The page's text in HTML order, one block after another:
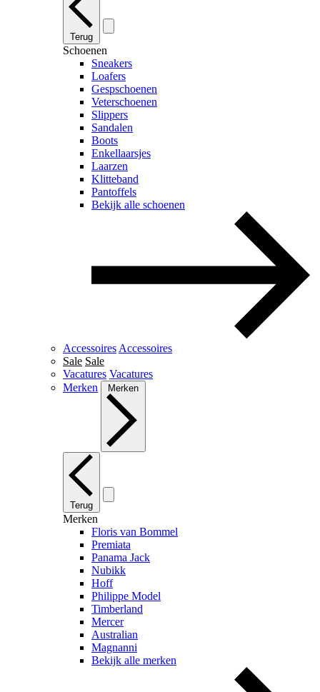
Terug
Schoenen
Sneakers
Loafers
Gespschoenen
Veterschoenen
Slippers
Sandalen
Boots
Enkellaarsjes
Laarzen
Klitteband
Pantoffels
Bekijk alle schoenen
Accessoires Accessoires
Sale Sale
Vacatures Vacatures
Merken
Merken
Terug
Merken
Floris van Bommel
Premiata
Panama Jack
Nubikk
Hoff
Philippe Model
Timberland
Mercer
Australian
Magnanni
Bekijk alle merken